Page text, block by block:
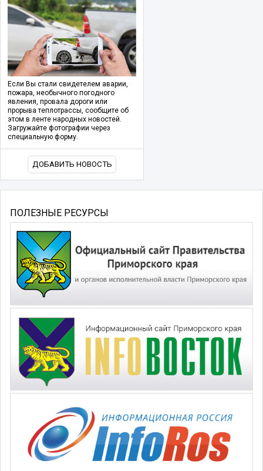
Если Вы стали свидетелем аварии,
пожара, необычного погодного
явления, провала дороги или
прорыва теплотрассы, сообщите об
этом в ленте народных новостей.
Загружайте фотографии через
специальную форму.
ДОБАВИТЬ НОВОСТЬ
ПОЛЕЗНЫЕ РЕСУРСЫ